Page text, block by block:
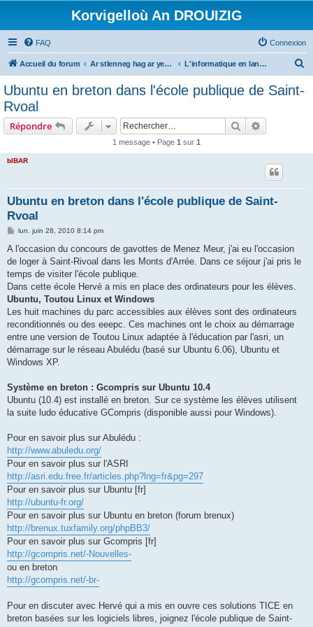
Korvigelloù An DROUIZIG
FAQ Connexion
Accueil du forum Ar stlenneg hag ar yezhoù bihan er bed a-bezh L'informatique en langues régionales et minoritaires
Ubuntu en breton dans l'école publique de Saint-
Rvoal
Répondre Rechercher
1 message • Page 1 sur 1
bIBAR
Ubuntu en breton dans l'école publique de Saint-
Rvoal
M
s
a
g
lun. juin 28, 2010 8:14 pm
A l'occasion du concours de gavottes de Menez Meur, j'ai eu l'occasion
de loger à Saint-Rivoal dans les Monts d'Arrée. Dans ce séjour j'ai pris le
temps de visiter l'école publique.
Dans cette école Hervé a mis en place des ordinateurs pour les élèves.
Ubuntu, Toutou Linux et Windows
Les huit machines du parc accessibles aux élèves sont des ordinateurs
reconditionnés ou des eeepc. Ces machines ont le choix au démarrage
entre une version de Toutou Linux adaptée à l'éducation par l'asri, un
démarrage sur le réseau Abulédu (basé sur Ubuntu 6.06), Ubuntu et
Windows XP.
Système en breton : Gcompris sur Ubuntu 10.4
Ubuntu (10.4) est installé en breton. Sur ce système les élèves utilisent
la suite ludo éducative GCompris (disponible aussi pour Windows).
Pour en savoir plus sur Abulédu :
http://www.abuledu.org/
Pour en savoir plus sur l'ASRI
http://asri.edu.free.fr/articles.php?lng=fr&pg=297
Pour en savoir plus sur Ubuntu [fr]
http://ubuntu-fr.org/
Pour en savoir plus sur Ubuntu en breton (forum brenux)
http://brenux.tuxfamily.org/phpBB3/
Pour en savoir plus sur Gcompris [fr]
http://gcompris.net/-Nouvelles-
ou en breton
http://gcompris.net/-br-
Pour en discuter avec Hervé qui a mis en ouvre ces solutions TICE en
breton basées sur les logiciels libres, joignez l'école publique de Saint-